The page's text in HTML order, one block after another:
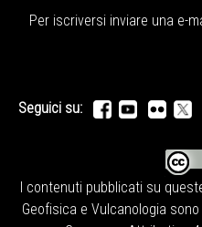
Per iscriversi inviare una e-
Seguici su:
I contenuti pubblicati su
Geofisica e Vulcanologia